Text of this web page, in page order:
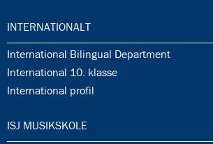
36.0:
INTERNATIONALT
36.1:
International Bilingual Department
36.2:
International 10. klasse
36.3:
International profil
37.0:
ISJ MUSIKSKOLE